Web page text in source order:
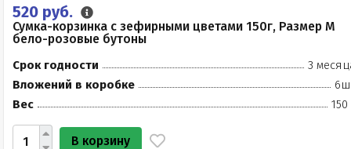
520 руб.
Сумка-корзинка с зефирными цветами 150г, Размер М
бело-розовые бутоны
Срок годности
3
Вложений в коробке
Вес
150
В корзину